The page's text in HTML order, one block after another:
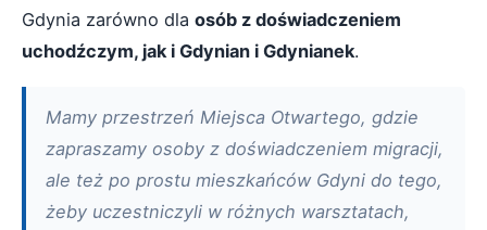
Gdynia zarówno dla osób z doświadczeniem
uchodźczym, jak i Gdynian i Gdynianek.
Mamy przestrzeń Miejsca Otwartego, gdzie
zapraszamy osoby z doświadczeniem migracji,
ale też po prostu mieszkańców Gdyni do tego,
żeby uczestniczyli w różnych warsztatach,